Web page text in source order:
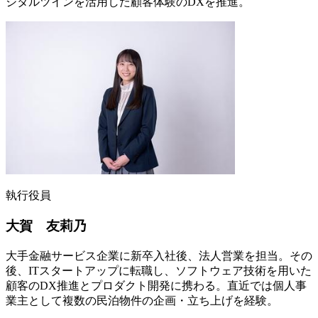
執行役員
大賀 友莉乃
大手金融サービス企業に新卒入社後、法人営業を担当。その
後、ITスタートアップに転職し、ソフトウェア技術を用いた
顧客のDX推進とプロダクト開発に携わる。直近では個人事
業主として複数の民泊物件の企画・立ち上げを経験。